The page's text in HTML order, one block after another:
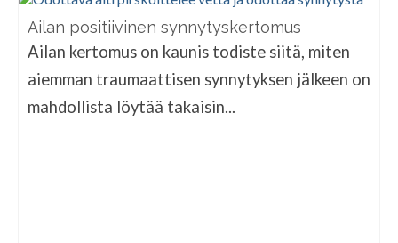
Ailan positiivinen synnytyskertomus
Ailan kertomus on kaunis todiste siitä, miten
aiemman traumaattisen synnytyksen jälkeen on
mahdollista löytää takaisin...